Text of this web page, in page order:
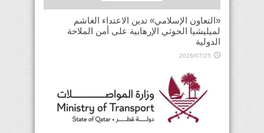
«التعاون الإسلامي» تدين الاعتداء الغاشم
لميليشيا الحوثي الإرهابية على أمن الملاحة
الدولية
2026/07/25